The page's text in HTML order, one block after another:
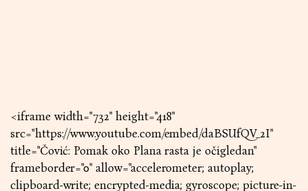
<iframe width="732" height="418"
src="https://www.youtube.com/embed/daBSUfQV_2I"
title="Čović: Pomak oko Plana rasta je očigledan"
frameborder="0" allow="accelerometer; autoplay;
clipboard-write; encrypted-media; gyroscope; picture-in-